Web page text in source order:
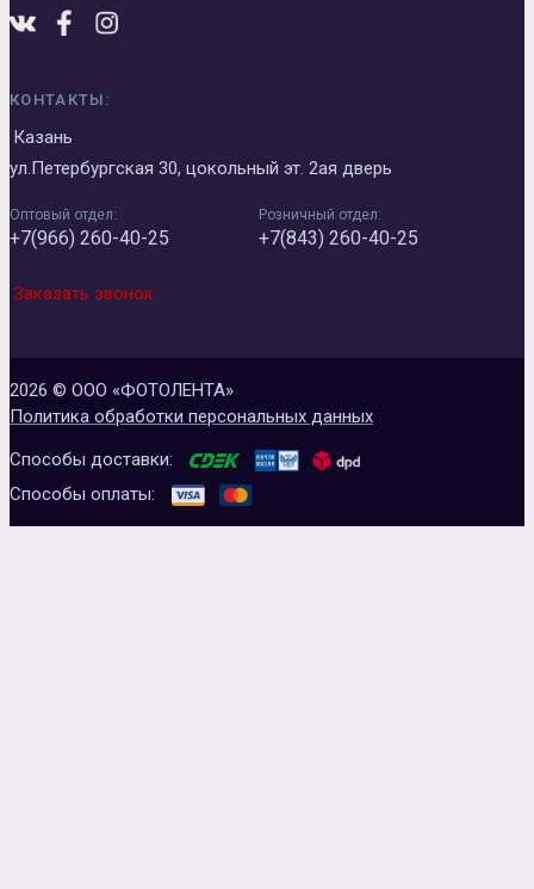
КОНТАКТЫ:
Казань
ул.Петербургская 30, цокольный эт. 2ая дверь
Оптовый отдел:
+7(966) 260-40-25
Розничный отдел:
+7(843) 260-40-25
Заказать звонок
2026 © ООО «ФОТОЛЕНТА»
Политика обработки персональных данных
Способы доставки:
Способы оплаты: